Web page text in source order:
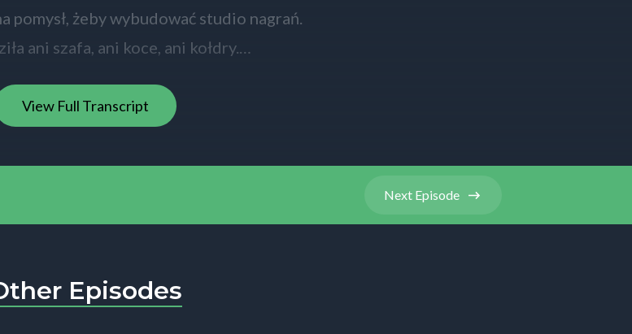
View Full Transcript
pomysł, żeby wybudować studio nagrań.
ani szafa, ani koce, ani kołdry.
w sieci profesjonalnie podanej informacji o
jak ją zamontować, gdzie kupić, oraz
piramidki w tym są najważniejsze, to jesteś w
posłuchasz tego, czego nie znajdziesz
Next Episode
Episodes